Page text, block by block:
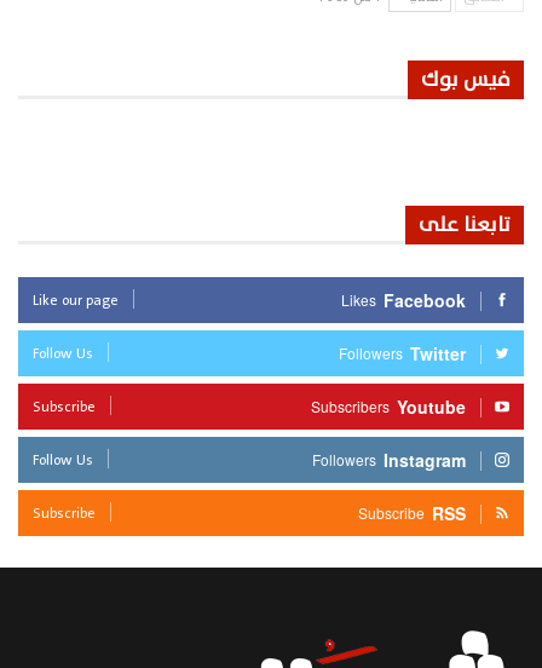
فيس بوك
تابعنا على
Facebook
Likes
Like our page
Twitter
Followers
Follow Us
Youtube
Subscribers
Subscribe
Instagram
Followers
Follow Us
RSS
Subscribe
Subscribe